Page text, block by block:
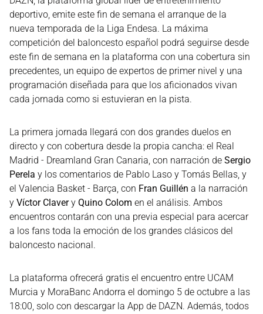
deportivo, emite este fin de semana el arranque de la
nueva temporada de la Liga Endesa. La máxima
competición del baloncesto español podrá seguirse desde
este fin de semana en la plataforma con una cobertura sin
precedentes, un equipo de expertos de primer nivel y una
programación diseñada para que los aficionados vivan
cada jornada como si estuvieran en la pista.
La primera jornada llegará con dos grandes duelos en
directo y con cobertura desde la propia cancha: el Real
Madrid - Dreamland Gran Canaria, con narración de Sergio
Perela y los comentarios de Pablo Laso y Tomás Bellas, y
el Valencia Basket - Barça, con Fran Guillén a la narración
y Víctor Clavery Quino Colom en el análisis. Ambos
encuentros contarán con una previa especial para acercar
a los fans toda la emoción de los grandes clásicos del
baloncesto nacional.
La plataforma ofrecerá gratis el encuentro entre UCAM
Murcia y MoraBanc Andorra el domingo 5 de octubre a las
18:00, solo con descargar la App de DAZN. Además, todos